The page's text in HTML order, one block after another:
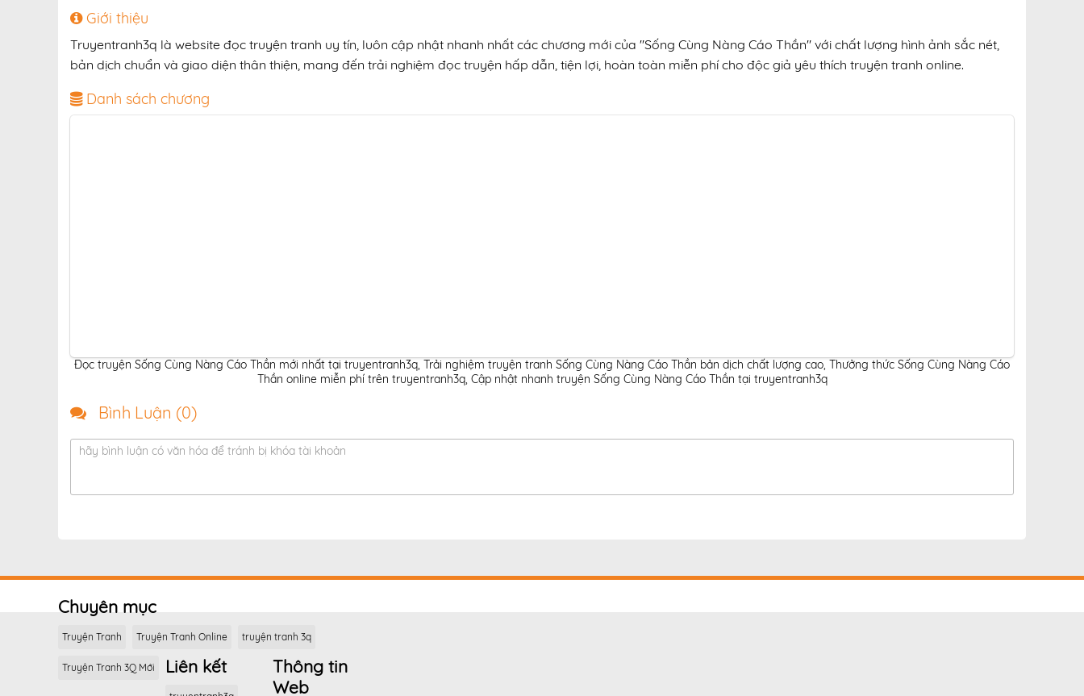
Giới thiệu
Truyentranh3q là website đọc truyện tranh uy tín, luôn cập nhật nhanh nhất các chương mới của "Sống Cùng Nàng Cáo Thần" với chất lượng hình ảnh sắc nét,
bản dịch chuẩn và giao diện thân thiện, mang đến trải nghiệm đọc truyện hấp dẫn, tiện lợi, hoàn toàn miễn phí cho độc giả yêu thích truyện tranh online.
Danh sách chương
Đọc truyện Sống Cùng Nàng Cáo Thần mới nhất tại truyentranh3q, Trải nghiệm truyện tranh Sống Cùng Nàng Cáo Thần bản dịch chất lượng cao, Thưởng thức Sống Cùng Nàng Cáo
Thần online miễn phí trên truyentranh3q, Cập nhật nhanh truyện Sống Cùng Nàng Cáo Thần tại truyentranh3q
Bình Luận (0)
hãy bình luận có văn hóa để tránh bị khóa tài khoản
Chuyên mục
Truyện Tranh Truyện Tranh Online truyện tranh 3q
Truyện Tranh 3Q Mới Liên kết
Thông tin
Web